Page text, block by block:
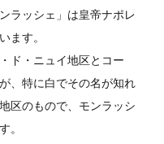
ラッシェ」は皇帝ナポレ
ます。
ド・ニュイ地区とコー
、特に白でその名が知れ
区のもので、モンラッシ
。